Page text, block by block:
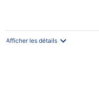
Afficher les détails